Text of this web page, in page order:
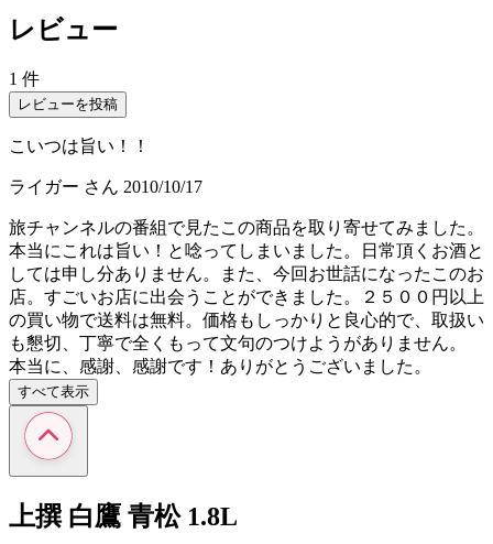
レビュー
1 件
レビューを投稿
こいつは旨い！！
ライガー さん 2010/10/17
旅チャンネルの番組で見たこの商品を取り寄せてみました。
本当にこれは旨い！と唸ってしまいました。日常頂くお酒と
しては申し分ありません。また、今回お世話になったこのお
店。すごいお店に出会うことができました。２５００円以上
の買い物で送料は無料。価格もしっかりと良心的で、取扱い
も懇切、丁寧で全くもって文句のつけようがありません。
本当に、感謝、感謝です！ありがとうございました。
すべて表示
上撰 白鷹 青松 1.8L